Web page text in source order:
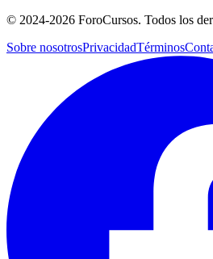
© 2024-2026 ForoCursos. Todos los
Sobre nosotrosPrivacidadTérminos